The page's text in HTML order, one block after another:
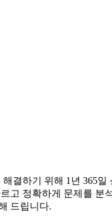
결하기 위해 1년 365일
고 정확하게 문제를 분
드립니다.